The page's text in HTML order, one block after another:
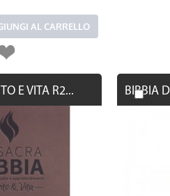
AL CARRELLO
E VITA R2... BIBBIA